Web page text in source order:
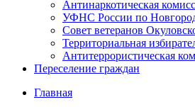
Антинаркотическая
УФНС России по
Совет ветеранов
Территориальная
Антитеррористическая
Переселение граждан
Главная